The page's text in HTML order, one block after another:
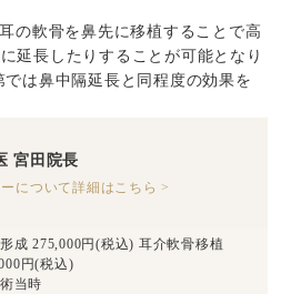
の軟骨を鼻先に移植することで高
延長したりすることが可能となり
は鼻中隔延長と同程度の効果を
宮田院長
ーについて詳細はこちら >
成 275,000円(税込) 耳介軟骨移植
円(税込)
当時